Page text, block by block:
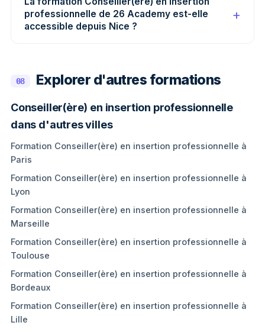
professionnelle de 26 Academy est-elle
accessible depuis Nice ?
08 Explorer d'autres formations
Conseiller(ère) en insertion professionnelle
dans d'autres villes
Formation Conseiller(ère) en insertion professionnelle à
Paris
Formation Conseiller(ère) en insertion professionnelle à
Lyon
Formation Conseiller(ère) en insertion professionnelle à
Marseille
Formation Conseiller(ère) en insertion professionnelle à
Toulouse
Formation Conseiller(ère) en insertion professionnelle à
Bordeaux
Formation Conseiller(ère) en insertion professionnelle à
Lille